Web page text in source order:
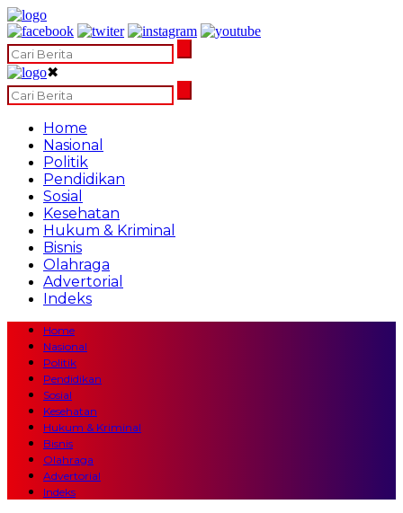
✖
Home
Nasional
Politik
Pendidikan
Sosial
Kesehatan
Hukum & Kriminal
Bisnis
Olahraga
Advertorial
Indeks
Home
Nasional
Politik
Pendidikan
Sosial
Kesehatan
Hukum & Kriminal
Bisnis
Olahraga
Advertorial
Indeks